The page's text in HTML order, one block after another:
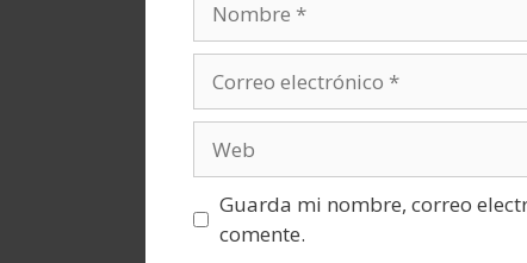
electrónico
Guarda mi nombre, correo
comente.